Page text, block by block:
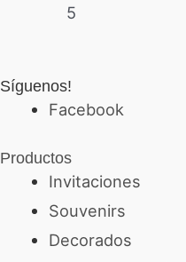
5
Síguenos!
Facebook
Productos
Invitaciones
Souvenirs
Decorados